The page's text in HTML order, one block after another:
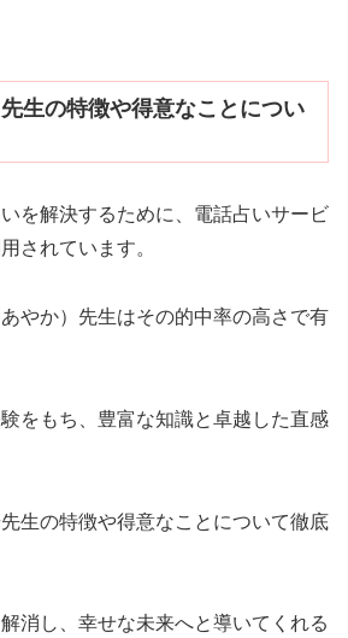
生の特徴や得意なことについ
を解決するために、電話占いサービ
されています。
やか）先生はその的中率の高さで有
をもち、豊富な知識と卓越した直感
生の特徴や得意なことについて徹底
消し、幸せな未来へと導いてくれる